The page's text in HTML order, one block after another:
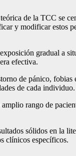
de la TCC se
y modificar estos
gradual a
efectiva.
de pánico, fobias
de cada individuo.
rango de
sólidos en la
clínicos específicos.